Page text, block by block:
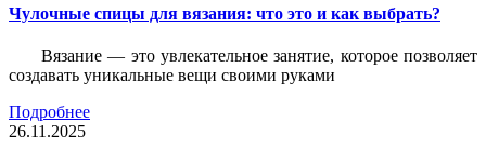
Чулочные спицы для вязания: что это и как выбрать?
Вязание — это увлекательное занятие, которое позволяет
создавать уникальные вещи своими руками
Подробнее
26.11.2025